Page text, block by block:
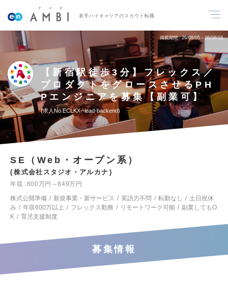
若手ハイキャリアのスカウト転職
掲載期間 26/08/05～26/08/18
【新宿駅徒歩3分】フレックス／
プロダクトをグロースさせるPH
Pエンジニアを募集【副業可】
求人No.ECLKX--lead-backend
SE（Web・オープン系）
株式会社スタジオ・アルカナ
年収
600万円～849万円
株式公開準備
新規事業・新サービス 英語力不問 転勤なし
土日祝休
み
年収600万以上 フレックス勤務 リモートワーク可能
副業してもO
K
育児支援制度
募集情報